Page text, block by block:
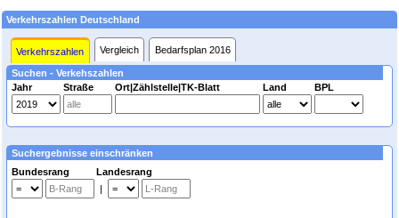
Verkehrszahlen Deutschland
Verkehrszahlen Vergleich Bedarfsplan 2016
Suchen - Verkehszahlen
Jahr
Straße Ort|Zählstelle|TK-Blatt Land BPL
Suchergebnisse einschränken
Bundesrang Landesrang
|